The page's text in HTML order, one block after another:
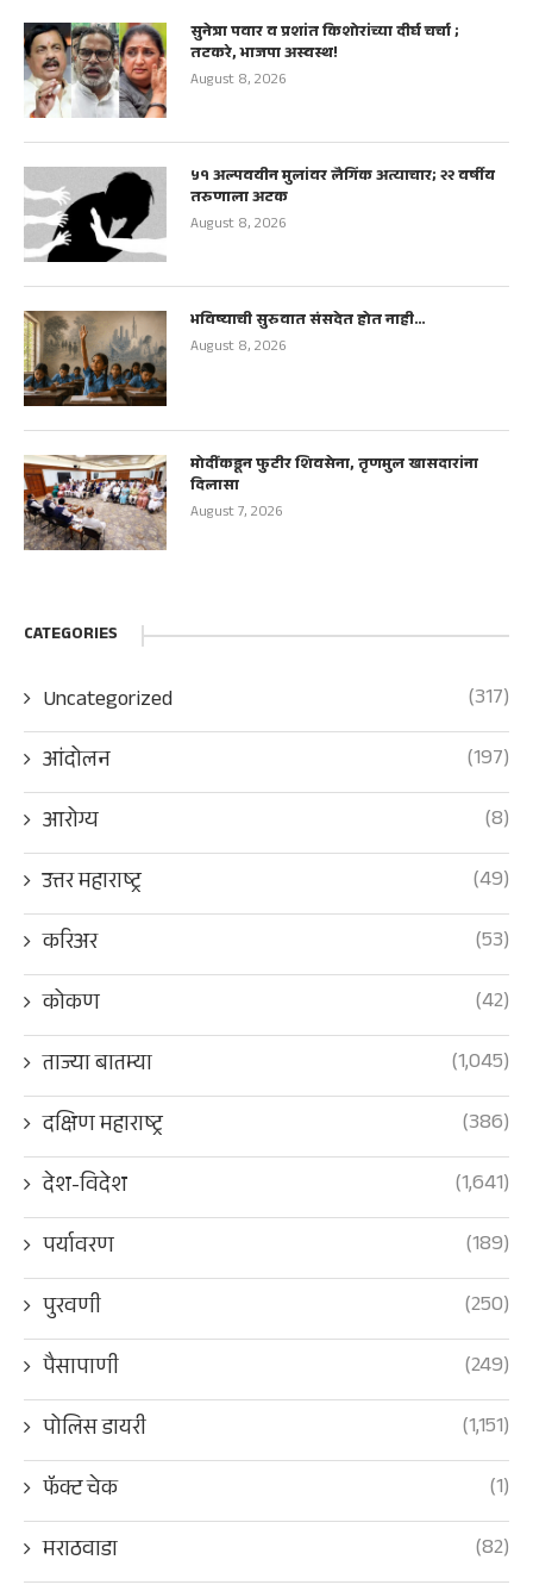
सुनेत्रा पवार व प्रशांत किशोरांच्या दीर्घ चर्चा ;
तटकरे, भाजपा अस्वस्थ!
August 8, 2026
५१ अल्पवयीन मुलांवर लैगिंक अत्याचार; २२ वर्षीय
तरुणाला अटक
August 8, 2026
भविष्याची सुरुवात संसदेत होत नाही…
August 8, 2026
मोदींकडून फुटीर शिवसेना, तृणमुल खासदारांना
दिलासा
August 7, 2026
CATEGORIES
Uncategorized
(317)
आंदोलन
(197)
आरोग्य
(8)
उत्तर महाराष्ट्र
(49)
करिअर
(53)
कोकण
(42)
ताज्या बातम्या
(1,045)
दक्षिण महाराष्ट्र
(386)
देश-विदेश
(1,641)
पर्यावरण
(189)
पुरवणी
(250)
पैसापाणी
(249)
पोलिस डायरी
(1,151)
फॅक्ट चेक
(1)
मराठवाडा
(82)